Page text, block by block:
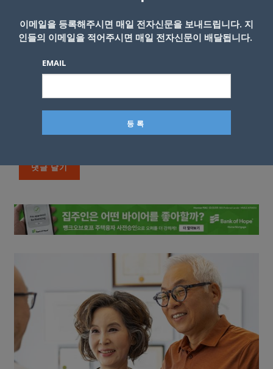
이메일을 등록해주시면 매일 전자신문을 보내드립니다. 지
인들의 이메일을 적어주시면 매일 전자신문이 배달됩니다.
EMAIL